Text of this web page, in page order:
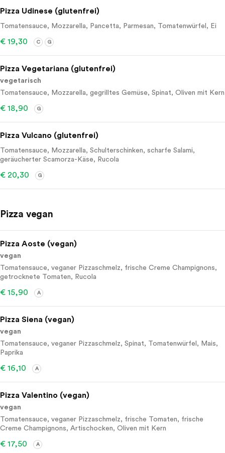
Pizza Udinese (glutenfrei)
Tomatensauce, Mozzarella, Pancetta, Parmesan, Tomatenwürfel, Ei
€ 19,30 C G
Pizza Vegetariana (glutenfrei)
vegetarisch
Tomatensauce, Mozzarella, gegrilltes Gemüse, Spinat, Oliven mit Kern
€ 18,90 G
Pizza Vulcano (glutenfrei)
Tomatensauce, Mozzarella, Schulterschinken, scharfe Salami,
geräucherter Scamorza-Käse, Rucola
€ 20,30 G
Pizza vegan
Pizza Aoste (vegan)
vegan
Tomatensauce, veganer Pizzaschmelz, frische Creme Champignons,
getrocknete Tomaten, Rucola
€ 15,90 A
Pizza Siena (vegan)
vegan
Tomatensauce, veganer Pizzaschmelz, Spinat, Tomatenwürfel, Mais,
Paprika
€ 16,10 A
Pizza Valentino (vegan)
vegan
Tomatensauce, veganer Pizzaschmelz, frische Tomaten, frische
Creme Champignons, Artischocken, Oliven mit Kern
€ 17,50 A